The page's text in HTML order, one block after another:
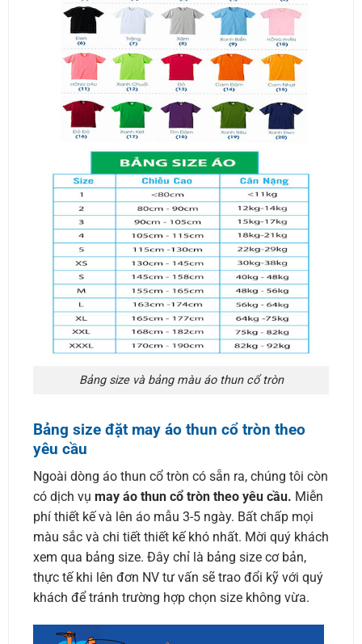
Bảng size và bảng màu áo thun cổ tròn
Bảng size đặt may áo thun cổ tròn theo
yêu cầu
Ngoài dòng áo thun cổ tròn có sẵn ra, chúng tôi còn
có dịch vụ may áo thun cổ tròn theo yêu cầu. Miễn
phí thiết kế và lên áo mẫu 3-5 ngày. Bất chấp mọi
màu sắc và chi tiết thiết kế khó nhất. Mời quý khách
xem qua bảng size. Đây chỉ là bảng size cơ bản,
thực tế khi lên đơn NV tư vấn sẽ trao đổi kỹ với quý
khách để tránh trường hợp chọn size không vừa.